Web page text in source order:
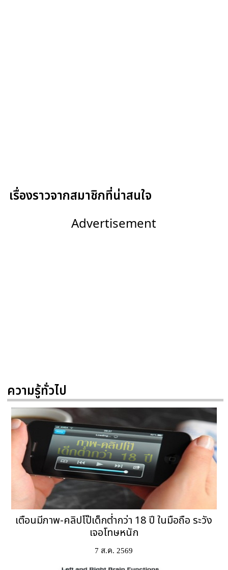
เรื่องราวจากสมาชิกที่น่าสนใจ
Advertisement
ความรู้ทั่วไป
เตือนมีภาพ-คลิปโป๊เด็กต่ำกว่า 18 ปี ในมือถือ ระวัง
เจอโทษหนัก
7 ส.ค. 2569